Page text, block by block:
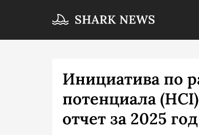
Инициатива по
потенциала
отчет за 2025 год